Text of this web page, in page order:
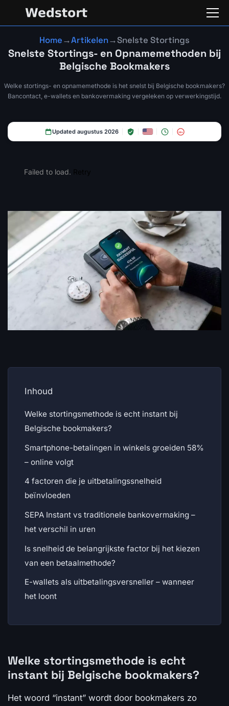
Home→Artikelen→Snelste Stortings
Snelste Stortings- en Opnamemethoden bij
Belgische Bookmakers
Welke stortings- en opnamemethode is het snelst bij Belgische bookmakers?
Bancontact, e-wallets en bankovermaking vergeleken op verwerkingstijd.
Updated augustus 2026 18+
Failed to load. Retry
Inhoud
Welke stortingsmethode is echt instant bij
Belgische bookmakers?
Smartphone-betalingen in winkels groeiden 58%
– online volgt
4 factoren die je uitbetalingssnelheid
beïnvloeden
SEPA Instant vs traditionele bankovermaking –
het verschil in uren
Is snelheid de belangrijkste factor bij het kiezen
van een betaalmethode?
E-wallets als uitbetalingsversneller – wanneer
het loont
Welke stortingsmethode is echt
instant bij Belgische bookmakers?
Het woord “instant” wordt door bookmakers zo